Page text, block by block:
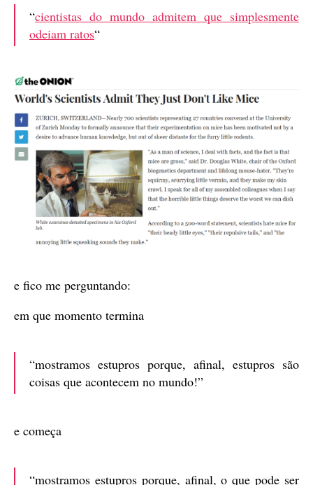
“cientistas do mundo admitem que simplesmente
odeiam ratos“
e fico me perguntando:
em que momento termina
“mostramos estupros porque, afinal, estupros são
coisas que acontecem no mundo!”
e começa
“mostramos estupros porque, afinal, o que pode ser